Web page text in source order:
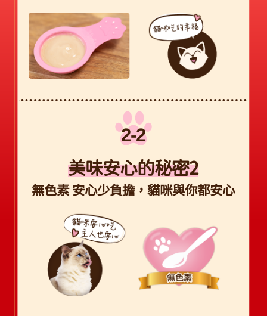
美味安心的秘密2
無色素 安心少負擔，貓咪與你都安心